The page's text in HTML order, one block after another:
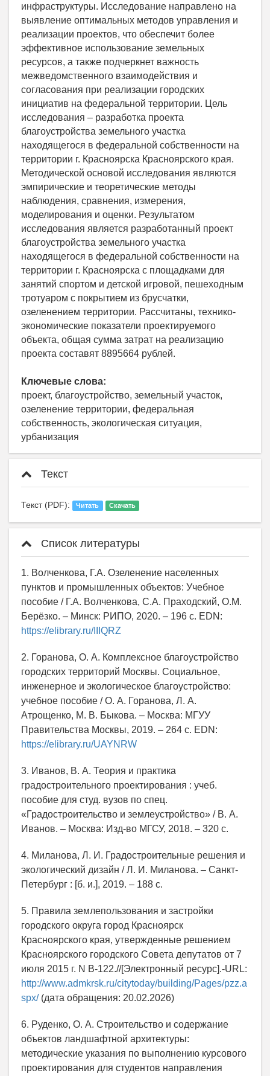
инфраструктуры. Исследование направлено на
выявление оптимальных методов управления и
реализации проектов, что обеспечит более
эффективное использование земельных
ресурсов, а также подчеркнет важность
межведомственного взаимодействия и
согласования при реализации городских
инициатив на федеральной территории. Цель
исследования – разработка проекта
благоустройства земельного участка
находящегося в федеральной собственности на
территории г. Красноярска Красноярского края.
Методической основой исследования являются
эмпирические и теоретические методы
наблюдения, сравнения, измерения,
моделирования и оценки. Результатом
исследования является разработанный проект
благоустройства земельного участка
находящегося в федеральной собственности на
территории г. Красноярска с площадками для
занятий спортом и детской игровой, пешеходным
тротуаром с покрытием из брусчатки,
озеленением территории. Рассчитаны, технико-
экономические показатели проектируемого
объекта, общая сумма затрат на реализацию
проекта составят 8895664 рублей.
Ключевые слова:
проект, благоустройство, земельный участок,
озеленение территории, федеральная
собственность, экологическая ситуация,
урбанизация
Текст
Текст (PDF): Читать Скачать
Список литературы
1. Волченкова, Г.А. Озеленение населенных
пунктов и промышленных объектов: Учебное
пособие / Г.А. Волченкова, С.А. Праходский, О.М.
Берёзко. – Минск: РИПО, 2020. – 196 с. EDN:
https://elibrary.ru/IIIQRZ
2. Горанова, О. А. Комплексное благоустройство
городских территорий Москвы. Социальное,
инженерное и экологическое благоустройство:
учебное пособие / О. А. Горанова, Л. А.
Атрощенко, М. В. Быкова. – Москва: МГУУ
Правительства Москвы, 2019. – 264 с. EDN:
https://elibrary.ru/UAYNRW
3. Иванов, В. А. Теория и практика
градостроительного проектирования : учеб.
пособие для студ. вузов по спец.
«Градостроительство и землеустройство» / В. А.
Иванов. – Москва: Изд-во МГСУ, 2018. – 320 с.
4. Миланова, Л. И. Градостроительные решения и
экологический дизайн / Л. И. Миланова. – Санкт-
Петербург : [б. и.], 2019. – 188 с.
5. Правила землепользования и застройки
городского округа город Красноярск
Красноярского края, утвержденные решением
Красноярского городского Совета депутатов от 7
июля 2015 г. N В-122.//[Электронный ресурс].-URL:
http://www.admkrsk.ru/citytoday/building/Pages/pzz.a
spx/(дата обращения: 20.02.2026)
6. Руденко, О. А. Строительство и содержание
объектов ландшафтной архитектуры:
методические указания по выполнению курсового
проектирования для студентов направления